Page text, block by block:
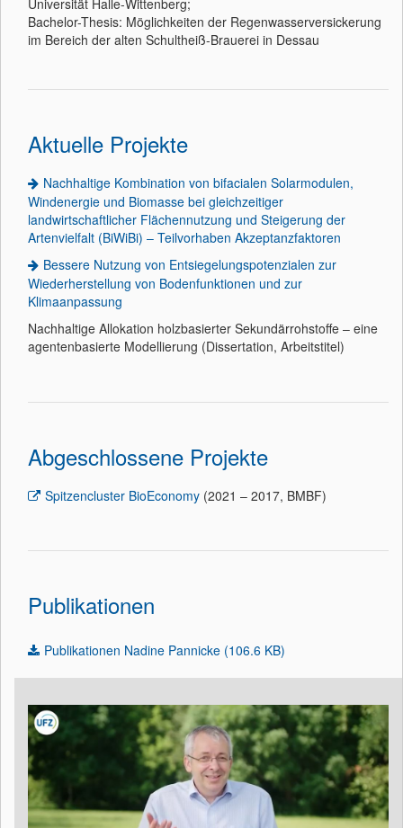
Bachelor-Thesis: Möglichkeiten der Regenwasserversickerung
im Bereich der alten Schultheiß-Brauerei in Dessau
Aktuelle Projekte
Nachhaltige Kombination von bifacialen Solarmodulen,
Windenergie und Biomasse bei gleichzeitiger
landwirtschaftlicher Flächennutzung und Steigerung der
Artenvielfalt (BiWiBi) – Teilvorhaben Akzeptanzfaktoren
Bessere Nutzung von Entsiegelungspotenzialen zur
Wiederherstellung von Bodenfunktionen und zur
Klimaanpassung
Nachhaltige Allokation holzbasierter Sekundärrohstoffe – eine
agentenbasierte Modellierung (Dissertation, Arbeitstitel)
Abgeschlossene Projekte
Spitzencluster BioEconomy (2021 – 2017, BMBF)
Publikationen
Publikationen Nadine Pannicke (106.6 KB)